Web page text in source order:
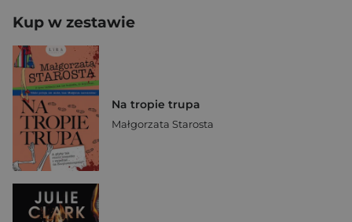
Kup w zestawie
Na tropie trupa
Małgorzata Starosta